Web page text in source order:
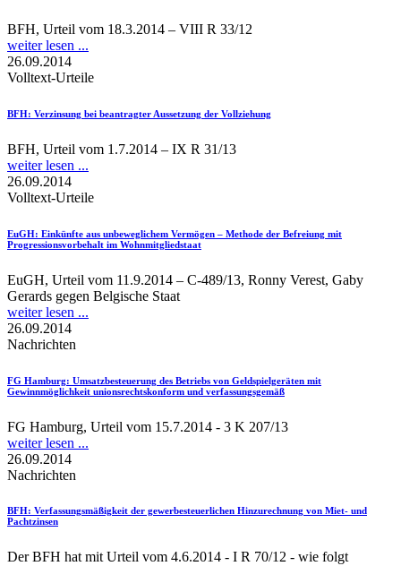
BFH, Urteil vom 18.3.2014 – VIII R 33/12
weiter lesen ...
26.09.2014
Volltext-Urteile
BFH: Verzinsung bei beantragter Aussetzung der Vollziehung
BFH, Urteil vom 1.7.2014 – IX R 31/13
weiter lesen ...
26.09.2014
Volltext-Urteile
EuGH: Einkünfte aus unbeweglichem Vermögen – Methode der Befreiung mit
Progressionsvorbehalt im Wohnmitgliedstaat
EuGH, Urteil vom 11.9.2014 – C-489/13, Ronny Verest, Gaby
Gerards gegen Belgische Staat
weiter lesen ...
26.09.2014
Nachrichten
FG Hamburg: Umsatzbesteuerung des Betriebs von Geldspielgeräten mit
Gewinnmöglichkeit unionsrechtskonform und verfassungsgemäß
FG Hamburg, Urteil vom 15.7.2014 - 3 K 207/13
weiter lesen ...
26.09.2014
Nachrichten
BFH: Verfassungsmäßigkeit der gewerbesteuerlichen Hinzurechnung von Miet- und
Pachtzinsen
Der BFH hat mit Urteil vom 4.6.2014 - I R 70/12 - wie folgt